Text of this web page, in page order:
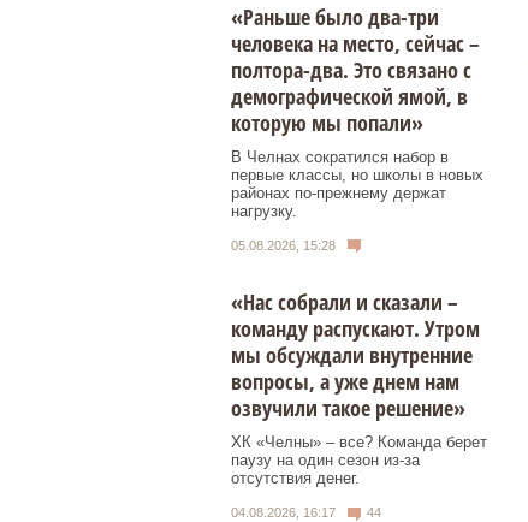
«Раньше было два-три
человека на место, сейчас –
полтора-два. Это связано с
демографической ямой, в
которую мы попали»
В Челнах сократился набор в
первые классы, но школы в новых
районах по-прежнему держат
нагрузку.
05.08.2026, 15:28
«Нас собрали и сказали –
команду распускают. Утром
мы обсуждали внутренние
вопросы, а уже днем нам
озвучили такое решение»
ХК «Челны» – все? Команда берет
паузу на один сезон из-за
отсутствия денег.
04.08.2026, 16:17 44